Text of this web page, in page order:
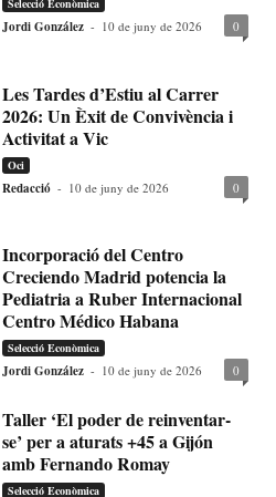
Selecció Econòmica
Jordi González - 10 de juny de 2026 0
Les Tardes d’Estiu al Carrer
2026: Un Èxit de Convivència i
Activitat a Vic
Oci
Redacció - 10 de juny de 2026 0
Incorporació del Centro
Creciendo Madrid potencia la
Pediatria a Ruber Internacional
Centro Médico Habana
Selecció Econòmica
Jordi González - 10 de juny de 2026 0
Taller ‘El poder de reinventar-
se’ per a aturats +45 a Gijón
amb Fernando Romay
Selecció Econòmica